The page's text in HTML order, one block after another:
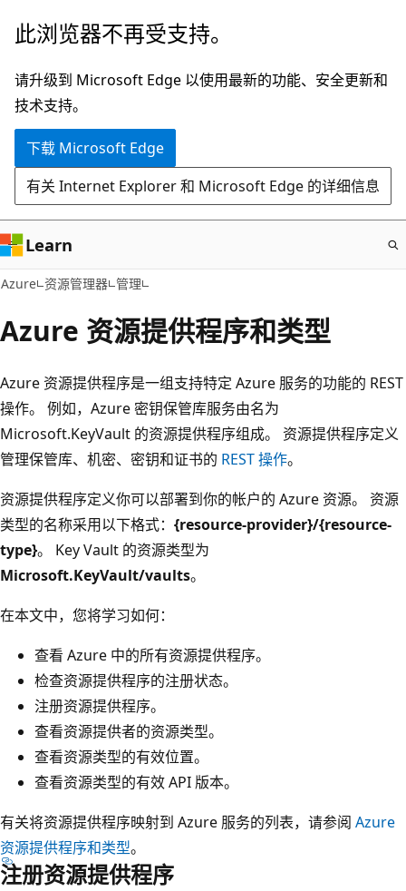
跳
主
要
内
此浏览器不再受支持。
请升级到 Microsoft Edge 以使用最新的功能、安全更新和
技术支持。
下载 Microsoft Edge
有关 Internet Explorer 和 Microsoft Edge 的详细信息
Learn
Azure 资源管理器 管理
Azure 资源提供程序和类型
Azure 资源提供程序是一组支持特定 Azure 服务的功能的 REST
操作。 例如，Azure 密钥保管库服务由名为
Microsoft.KeyVault 的资源提供程序组成。 资源提供程序定义
管理保管库、机密、密钥和证书的 REST 操作。
资源提供程序定义你可以部署到你的帐户的 Azure 资源。 资源
类型的名称采用以下格式： {resource-provider}/{resource-
type}。 Key Vault 的资源类型为
Microsoft.KeyVault/vaults。
在本文中，您将学习如何：
查看 Azure 中的所有资源提供程序。
检查资源提供程序的注册状态。
注册资源提供程序。
查看资源提供者的资源类型。
查看资源类型的有效位置。
查看资源类型的有效 API 版本。
有关将资源提供程序映射到 Azure 服务的列表，请参阅 Azure
资源提供程序和类型。
注册资源提供程序